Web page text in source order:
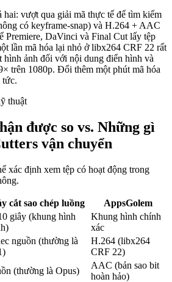
hai: vượt qua giải mã thực tế để tìm kiếm
có keyframe-snap) và H.264 + AAC
Premiere, DaVinci và Final Cut lấy tệp
lần mã hóa lại nhỏ ở libx264 CRF 22 rất
hình ảnh đối với nội dung điển hình và
trên 1080p. Đổi thêm một phút mã hóa
tức.
thuật
được so vs. Những gì
vận chuyển
xác định xem tệp có hoạt động trong
cắt sao chép luồng
AppsGolem
giây (khung hình
Khung hình chính
xác
nguồn (thường là
H.264 (libx264
CRF 22)
(thường là Opus)
AAC (bản sao bit
hoàn hảo)